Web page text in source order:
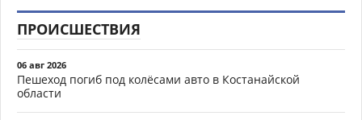
ПРОИСШЕСТВИЯ
06 авг 2026
Пешеход погиб под колёсами авто в Костанайской
области